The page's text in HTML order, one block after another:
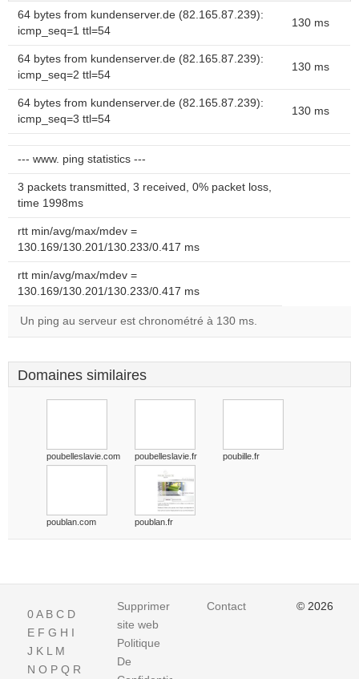
64 bytes from kundenserver.de (82.165.87.239):
icmp_seq=1 ttl=54
130 ms
64 bytes from kundenserver.de (82.165.87.239):
icmp_seq=2 ttl=54
130 ms
64 bytes from kundenserver.de (82.165.87.239):
icmp_seq=3 ttl=54
130 ms
--- www. ping statistics ---
3 packets transmitted, 3 received, 0% packet loss,
time 1998ms
rtt min/avg/max/mdev =
130.169/130.201/130.233/0.417 ms
rtt min/avg/max/mdev =
130.169/130.201/130.233/0.417 ms
Un ping au serveur est chronométré à 130 ms.
Domaines similaires
poubelleslavie.com poubelleslavie.fr poubille.fr
poublan.com poublan.fr
0A B C D
E F G H I
J K L M
N O P Q R
Supprimer
site web
Politique
De
Contact © 2026